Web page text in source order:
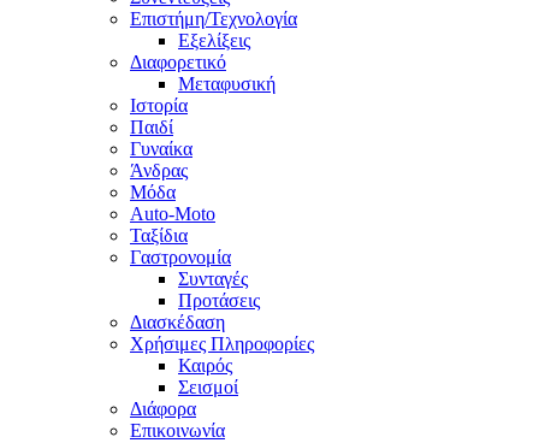
Επιστήμη/Τεχνολογία
Εξελίξεις
Διαφορετικό
Μεταφυσική
Ιστορία
Παιδί
Γυναίκα
Άνδρας
Μόδα
Auto-Moto
Ταξίδια
Γαστρονομία
Συνταγές
Προτάσεις
Διασκέδαση
Χρήσιμες Πληροφορίες
Καιρός
Σεισμοί
Διάφορα
Επικοινωνία